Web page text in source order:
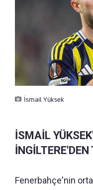
İsmail Yüksek
İSMAİL
İNGİLTERE'DEN
Fenerbahçe'nin